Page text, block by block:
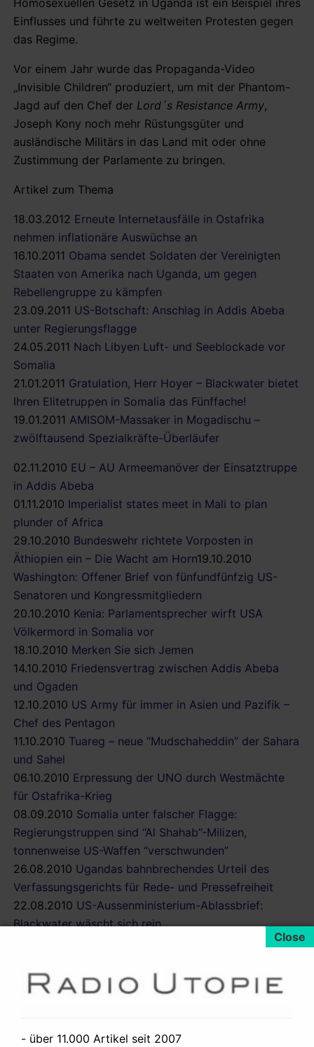
Einflusses und führte zu weltweiten Protesten gegen
das Regime.
Vor einem Jahr wurde das Propaganda-Video
„Invisible Children“ produziert, um mit der Phantom-
Jagd auf den Chef der Lord´s Resistance Army,
Joseph Kony noch mehr Rüstungsgüter und
ausländische Militärs in das Land mit oder ohne
Zustimmung der Parlamente zu bringen.
Artikel zum Thema
18.03.2012 Erneute Internetausfälle in Ostafrika
nehmen inflationäre Auswüchse an
16.10.2011 Obama sendet Soldaten der Vereinigten
Staaten von Amerika nach Uganda, um gegen
Rebellengruppe zu kämpfen
23.09.2011 US-Botschaft: Anschlag in Addis Abeba
unter Regierungsflagge
24.05.2011 Nach Libyen Luft- und Seeblockade vor
Somalia
21.01.2011 Gratulation, Herr Hoyer – Blackwater bietet
Ihren Elitetruppen in Somalia das Fünffache!
19.01.2011 AMISOM-Massaker in Mogadischu –
zwölftausend Spezialkräfte-Überläufer
02.11.2010 EU – AU Armeemanöver der Einsatztruppe
in Addis Abeba
01.11.2010 Imperialist states meet in Mali to plan
plunder of Africa
29.10.2010 Bundeswehr richtete Vorposten in
Äthiopien ein – Die Wacht am Horn19.10.2010
Washington: Offener Brief von fünfundfünfzig US-
Senatoren und Kongressmitgliedern
20.10.2010 Kenia: Parlamentsprecher wirft USA
Völkermord in Somalia vor
18.10.2010 Merken Sie sich Jemen
14.10.2010 Friedensvertrag zwischen Addis Abeba
und Ogaden
12.10.2010 US Army für immer in Asien und Pazifik –
Chef des Pentagon
11.10.2010 Tuareg – neue “Mudschaheddin” der Sahara
und Sahel
06.10.2010 Erpressung der UNO durch Westmächte
für Ostafrika-Krieg
08.09.2010 Somalia unter falscher Flagge:
Regierungstruppen sind “Al Shahab”-Milizen,
tonnenweise US-Waffen “verschwunden”
26.08.2010 Ugandas bahnbrechendes Urteil des
Verfassungsgerichts für Rede- und Pressefreiheit
22.08.2010 US-Aussenministerium-Ablassbrief:
Blackwater wäscht sich rein
17.07.2010Sudan: neue Kämpfe in Darfur
12.07.2010 Spannung in Ostafrika: Attentat in Uganda,
12.07.2010Was macht eigentlich das BKA-Gesetz?
- über 11.000 Artikel seit 2007